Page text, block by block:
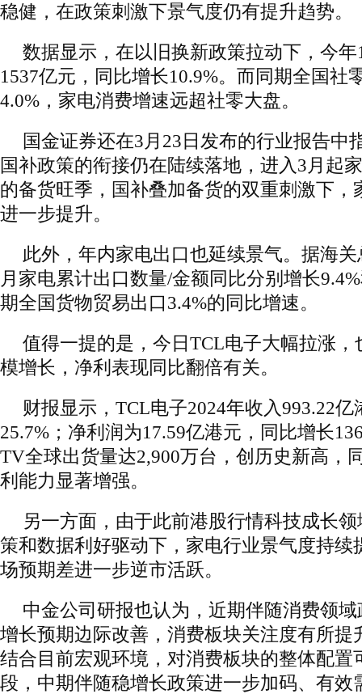
稳健，在政策刺激下景气度仍有提升趋势。
数据显示，在以旧换新政策拉动下，今
1537亿元，同比增长10.9%。而同期全国社
4.0%，家电消费增速远超社零大盘。
国金证券还在3月23日发布的行业报告中
国补政策的衔接仍在陆续落地，进入3月起
的备货旺季，国补叠加备货的双重刺激下，
进一步提升。
此外，年内家电出口也延续景气。据海
月家电累计出口数量/金额同比分别增长
期全国货物贸易出口3.4%的同比增速。
值得一提的是，今日TCL电子大幅拉涨
模增长，净利表现同比翻倍有关。
财报显示，TCL电子2024年收入993.22
25.7%；净利润为17.59亿港元，同比增长
TV全球出货量达2,900万台，创历史新高，
利能力显著增强。
另一方面，由于此前港股行情科技成长
策和数据利好驱动下，家电行业景气度持续
场预期差进一步逆市活跃。
中金公司研报也认为，近期伴随消费领
增长预期边际改善，消费板块关注度有所提
结合目前宏观环境，对消费板块的整体配置
段，中期伴随稳增长政策进一步加码、有效